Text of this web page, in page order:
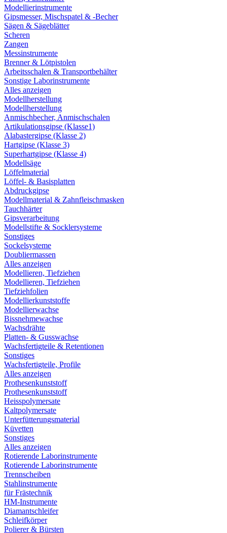
Modellierinstrumente
Gipsmesser, Mischspatel & -Becher
Sägen & Sägeblätter
Scheren
Zangen
Messinstrumente
Brenner & Lötpistolen
Arbeitsschalen & Transportbehälter
Sonstige Laborinstrumente
Alles anzeigen
Modellherstellung
Modellherstellung
Anmischbecher, Anmischschalen
Artikulationsgipse (Klasse1)
Alabastergipse (Klasse 2)
Hartgipse (Klasse 3)
Superhartgipse (Klasse 4)
Modellsäge
Löffelmaterial
Löffel- & Basisplatten
Abdruckgipse
Modellmaterial & Zahnfleischmasken
Tauchhärter
Gipsverarbeitung
Modellstifte & Socklersysteme
Sonstiges
Sockelsysteme
Doubliermassen
Alles anzeigen
Modellieren, Tiefziehen
Modellieren, Tiefziehen
Tiefziehfolien
Modellierkunststoffe
Modellierwachse
Bissnehmewachse
Wachsdrähte
Platten- & Gusswachse
Wachsfertigteile & Retentionen
Sonstiges
Wachsfertigteile, Profile
Alles anzeigen
Prothesenkunststoff
Prothesenkunststoff
Heisspolymersate
Kaltpolymersate
Unterfütterungsmaterial
Küvetten
Sonstiges
Alles anzeigen
Rotierende Laborinstrumente
Rotierende Laborinstrumente
Trennscheiben
Stahlinstrumente
für Frästechnik
HM-Instrumente
Diamantschleifer
Schleifkörper
Polierer & Bürsten